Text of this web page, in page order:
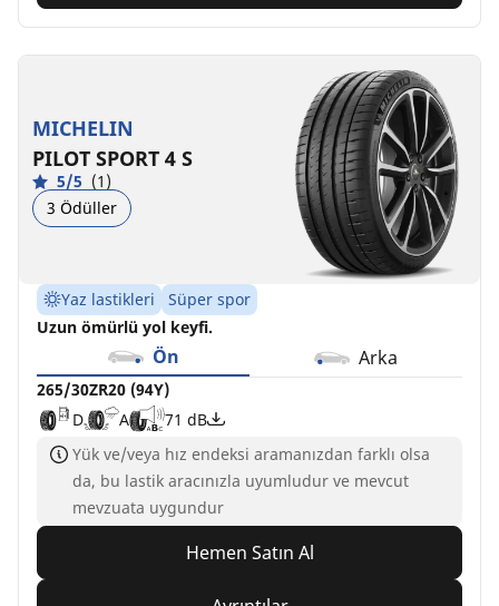
MICHELIN
PILOT SPORT 4 S
5/5 (1)
3 Ödüller
Yaz lastikleri
Süper spor
Uzun ömürlü yol keyfi.
Ön Arka
265/30ZR20 (94Y)
D
A 71 dB
Yük ve/veya hız endeksi aramanızdan farklı olsa
da, bu lastik aracınızla uyumludur ve mevcut
mevzuata uygundur
Hemen Satın Al